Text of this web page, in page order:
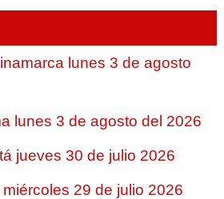
lunes 3 de agosto
lunes 3 de agosto del 2026
jueves 30 de julio 2026
29 de julio 2026